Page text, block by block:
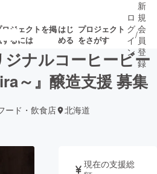
ロジェクトを掲
るには
はじ
める
プロジェクト
をさがす
募集終了が近いプ
ロジェクト
音楽
ロ
グ
イ
ン
/
新
規
会
員
登
録
ナルコーヒービー
』醸造支援 募集
ード・飲食店 北海道
現在の支援総